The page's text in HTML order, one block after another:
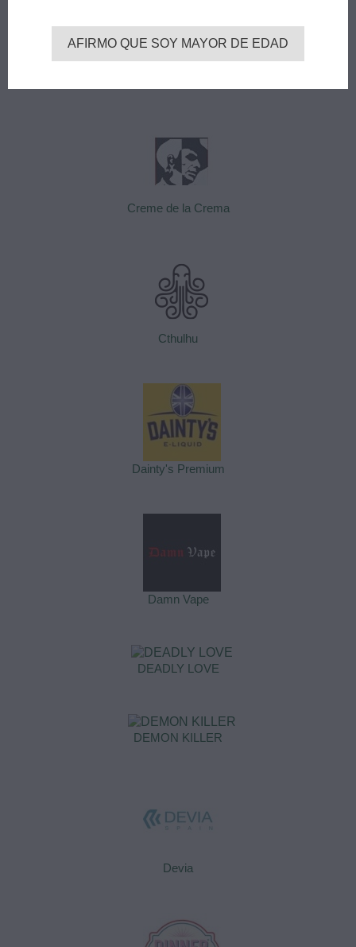
Creme de la Crema
Cthulhu
Dainty's Premium
Damn Vape
DEADLY LOVE
DEMON KILLER
Devia
AFIRMO QUE SOY MAYOR DE EDAD